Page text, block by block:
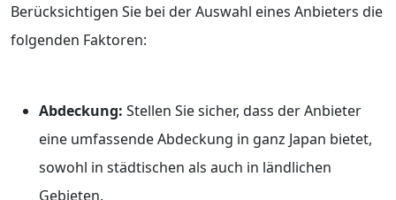
Berücksichtigen Sie bei der Auswahl eines Anbieters die
folgenden Faktoren:
Abdeckung: Stellen Sie sicher, dass der Anbieter
eine umfassende Abdeckung in ganz Japan bietet,
sowohl in städtischen als auch in ländlichen
Gebieten.